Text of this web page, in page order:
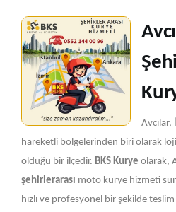
hareketli bölgelerinden biri olarak
olduğu bir ilçedir. BKS Kurye olarak,
şehirlerarası moto kurye hizmeti
hızlı ve profesyonel bir şekilde